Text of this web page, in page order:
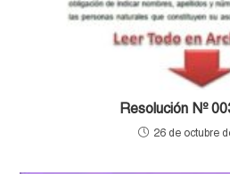
Resolución Nº
26 de octubre